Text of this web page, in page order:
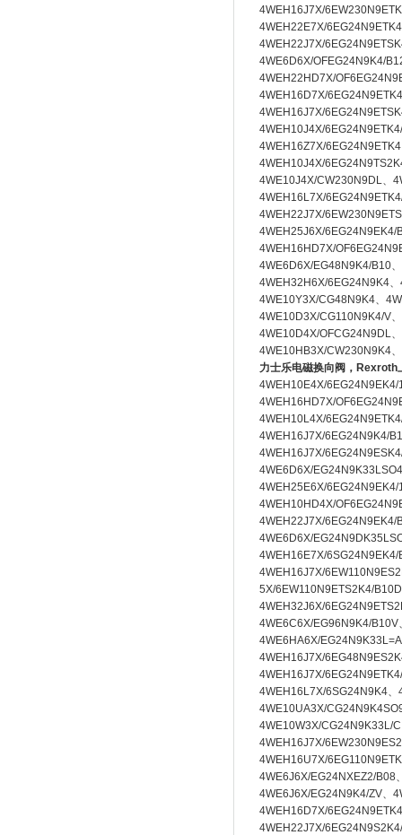
4WEH16J7X/
4WEH22E7X/
4WEH22J7X/
4WE6D6X/OFEG24N9K4/
4WEH22HD7X/
4WEH16D7X/
4WEH16J7X/
4WEH10J4X/
4WEH16Z7X/
4WEH10J4X/
4WE10J4X/CW230N9DL、
4WEH16L7X/
4WEH22J7X/
4WEH25J6X/6EG24N9EK4/
4WEH16HD7X/
4WE6D6X/EG48N9K4/B10
4WEH32H6X/6EG24N9K4、
4WE10Y3X/CG48N9K4、
4WE10D3X/CG110N9K4/V、
4WE10D4X/OFCG24N9DL
4WE10HB3X/CW230N9K4
力士乐电磁换向阀，Rexroth
4WEH10E4X/
4WEH16HD7X/
4WEH10L4X/
4WEH16J7X/6EG24N9K4/
4WEH16J7X/
4WE6D6X/
4WEH25E6X/
4WEH10HD4X/
4WEH22J7X/6EG24N9EK4/
4WE6D6X/
4WEH16E7X/
4WEH16J7X/
5X/6EW110N9ETS2K4/
4WEH32J6X/
4WE6C6X/EG96N9K4/
4WE6HA6X/
4WEH16J7X/
4WEH16J7X/
4WEH16L7X/6SG24N9K4、
4WE10UA3X/
4WE10W3X/CG24N9K33L/
4WEH16J7X/
4WEH16U7X/
4WE6J6X/EG24NXEZ2/
4WE6J6X/EG24N9K4/ZV、
4WEH16D7X/
4WEH22J7X/